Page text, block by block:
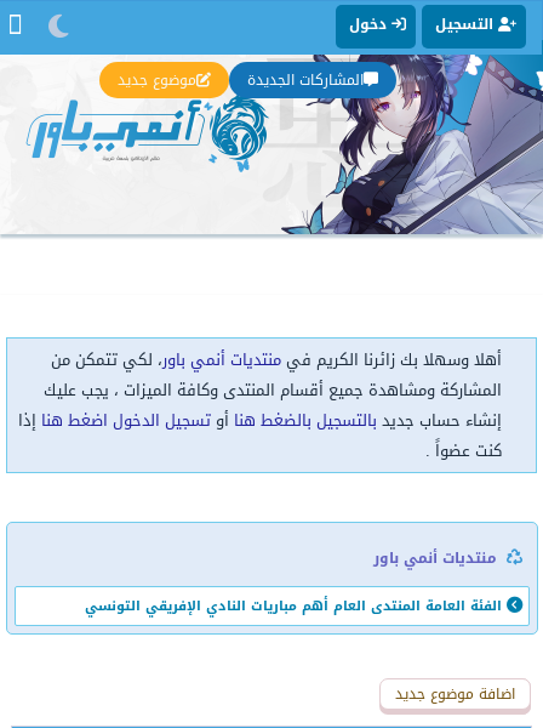
التسجيل دخول
المشاركات الجديدة موضوع جديد
أهلا وسهلا بك زائرنا الكريم فيمنتديات أنمي باور، لكي تتمكن من
المشاركة ومشاهدة جميع أقسام المنتدى وكافة الميزات ، يجب عليك
إنشاء حساب جديد بالتسجيل بالضغط هنا أوتسجيل الدخول اضغط هنا إذا
كنت عضواً .
منتديات أنمي باور
الفئة العامة المنتدى العام أهم مباريات النادي الإفريقي التونسي
اضافة رد جديد
اضافة موضوع جديد